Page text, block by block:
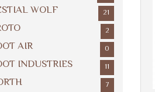
WOLF 21
2
AIR 0
INDUSTRIES 11
7